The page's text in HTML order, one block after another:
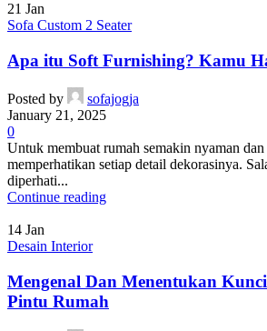
21 Jan
Sofa Custom 2 Seater
Apa itu Soft Furnishing? Kamu
Posted by
sofajogja
January 21, 2025
0
Untuk membuat rumah semakin nyaman
memperhatikan setiap detail dekorasinya.
diperhati...
Continue reading
14 Jan
Desain Interior
Mengenal Dan Menentukan
Pintu Rumah